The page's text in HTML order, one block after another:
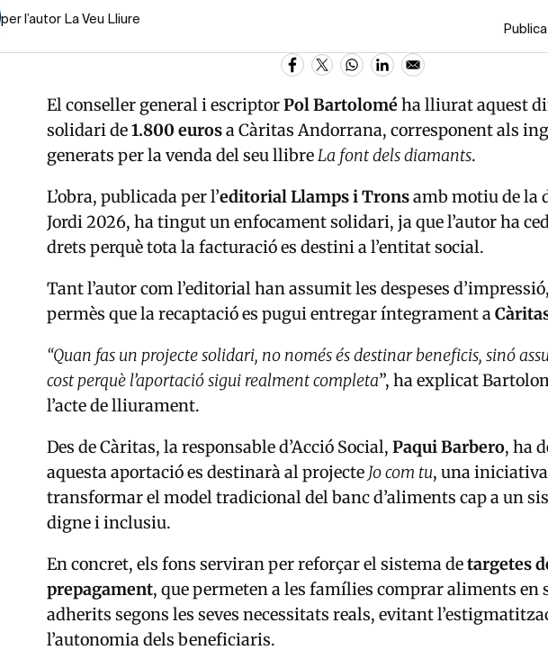
per l’autor La Veu Lliure
El conseller general i escriptorPol Bartoloméha lliurat aquest
solidari de1.800 eurosaCàritas Andorrana, corresponent als
generats per la venda del seu llibreLa font dels diamants.
L’obra, publicada per l’editorial Llamps i Tronsamb motiu de la
Jordi 2026, ha tingut un enfocament solidari, ja que l’autor ha
drets perquè tota la facturació es destini a l’entitat social.
Tant l’autor com l’editorial han assumit les despeses
permès que la recaptació es pugui entregar íntegrament a
“Quan fas un projecte solidari, no només és destinar beneficis, sinó
cost perquè l’aportació sigui realment completa”, ha explicat
l’acte de lliurament.
Des de Càritas, la responsable d’Acció Social, PaquiBarbero, ha
aquesta aportació es destinarà al projecte Jo com tu, una
transformar el model tradicional del banc d’aliments cap a un
digne i inclusiu.
En concret, els fons serviran per reforçar el sistema detargetes
prepagament, que permeten a les famílies comprar aliments en
adherits segons les seves necessitats reals, evitant
l’autonomia dels beneficiaris.